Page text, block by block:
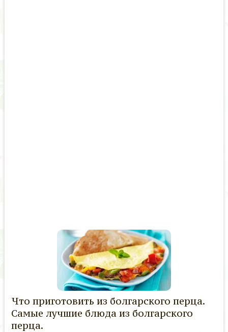
Что приготовить из болгарского перца.
Самые лучшие блюда из болгарского
перца.